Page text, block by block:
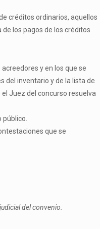
créditos ordinarios, aquellos
los pagos de los créditos
y en los que se
del inventario y de la lista de
Juez del concurso resuelva
que se
del convenio.